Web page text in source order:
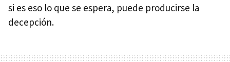
si es eso lo que se espera, puede producirse la
decepción.